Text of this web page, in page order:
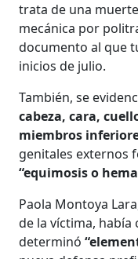
trata de una
mecánica por
documento al que
inicios de julio.
También, se
cabeza, cara,
miembros
genitales externos
“equimosis o
Paola Montoya
de la víctima,
determinó